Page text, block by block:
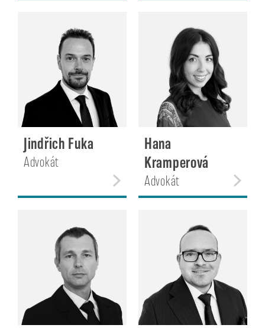
Jindřich Fuka
Advokát
Hana
Kramperová
Advokát